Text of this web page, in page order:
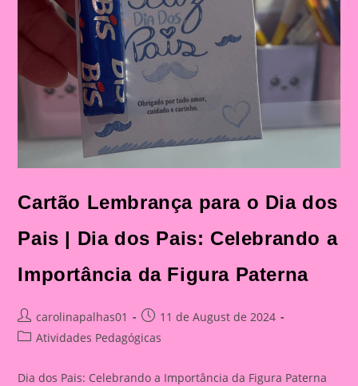
Cartão Lembrança para o Dia dos
Pais | Dia dos Pais: Celebrando a
Importância da Figura Paterna
Post
author:
carolinapalhas01
Post
published:
11 de August de 2024
PostAtividades Pedagógicas
Dia dos Pais: Celebrando a Importância da Figura Paterna